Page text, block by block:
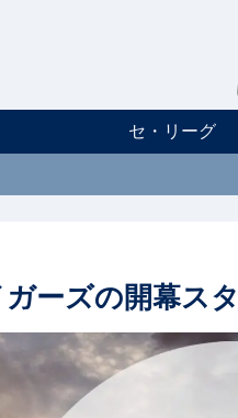
セ・リーグ
ーズの開幕ス